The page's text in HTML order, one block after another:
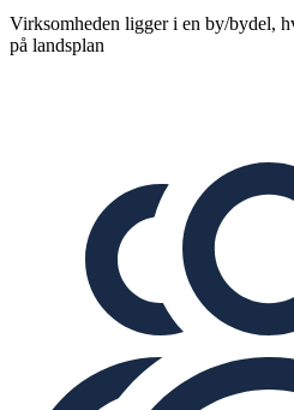
Virksomheden ligger i en by/bydel,
på landsplan